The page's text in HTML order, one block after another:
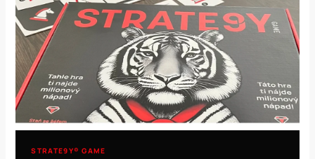
STRATE9Y® GAME